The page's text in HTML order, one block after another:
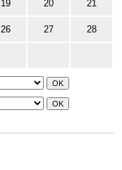
19 20 21
26 27 28